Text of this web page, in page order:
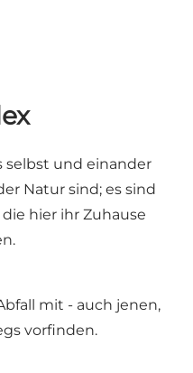
selbst und einander
Natur sind; es sind
hier ihr Zuhause
mit - auch jenen,
vorfinden.